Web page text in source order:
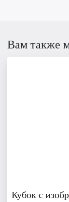
Вам также
Кубок с